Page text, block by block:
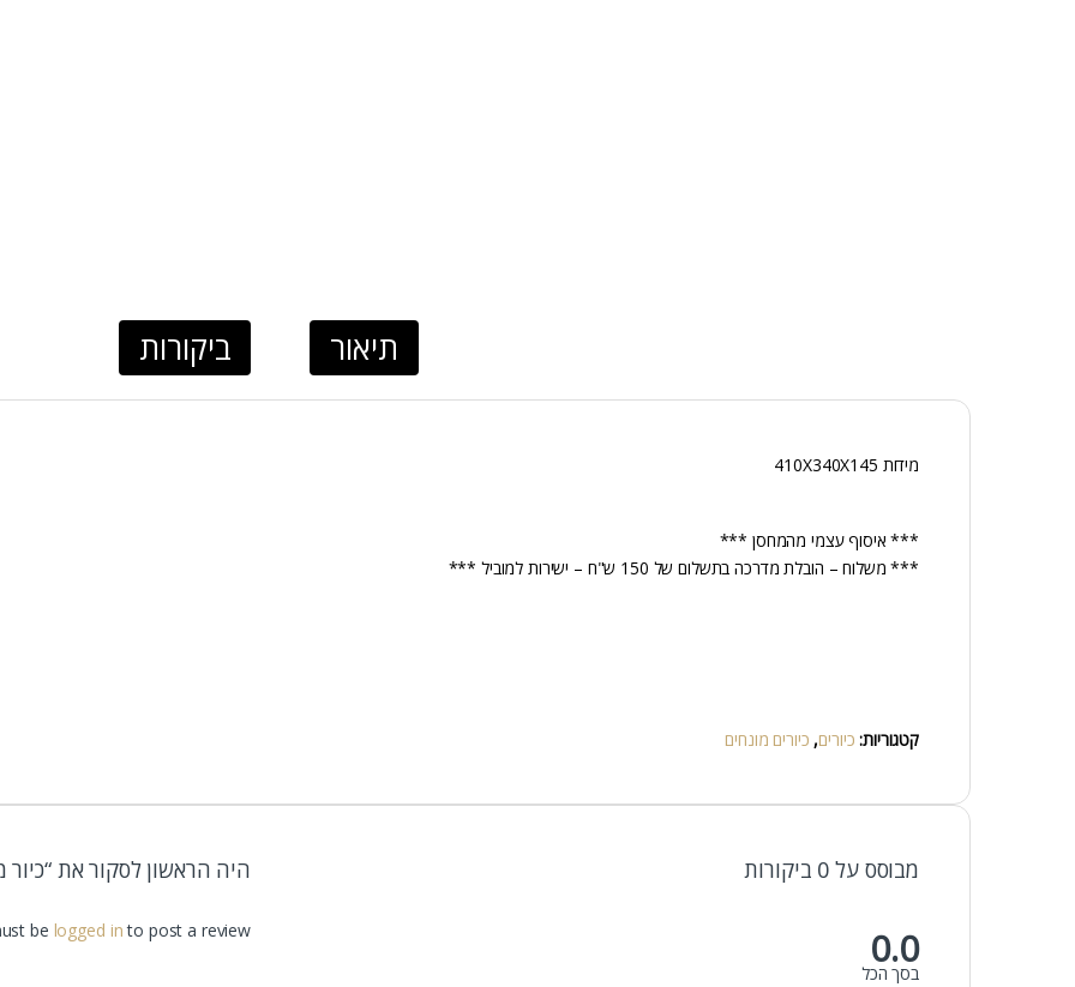
תיאור ביקורות
מידות 410X340X145
*** איסוף עצמי מהמחסן ***
*** משלוח – הובלת מדרכה בתשלום של 150 ש"ח – ישירות למוביל ***
קטגוריות: כיורים, כיורים מונחים
מבוסס על 0 ביקורות
0.0
בסך הכל
היה הראשון לסקור את
be logged into post a review.